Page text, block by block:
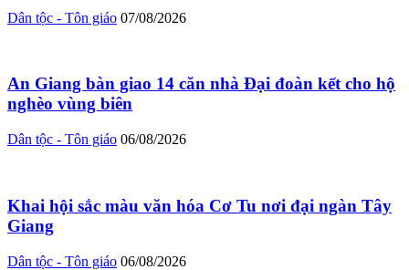
Dân tộc - Tôn giáo 07/08/2026
An Giang bàn giao 14 căn nhà Đại đoàn kết cho hộ
nghèo vùng biên
Dân tộc - Tôn giáo 06/08/2026
Khai hội sắc màu văn hóa Cơ Tu nơi đại ngàn Tây
Giang
Dân tộc - Tôn giáo 06/08/2026